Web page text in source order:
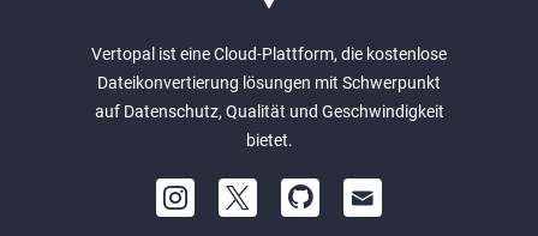
Vertopal ist eine Cloud-Plattform, die kostenlose
Dateikonvertierung lösungen mit Schwerpunkt
auf Datenschutz, Qualität und Geschwindigkeit
bietet.